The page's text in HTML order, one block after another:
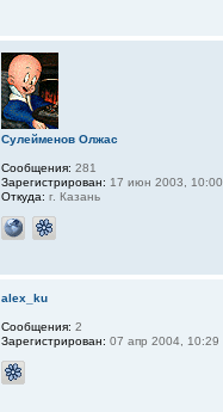
Сулейменов Олжас
Сообщения: 281
Зарегистрирован: 17 июн 2003, 10:00
Откуда: г. Казань
alex_ku
Сообщения: 2
Зарегистрирован: 07 апр 2004, 10:29